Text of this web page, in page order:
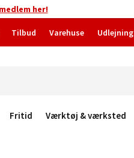
her!
Tilbud Varehuse Udlejning
Fritid Værktøj & værksted